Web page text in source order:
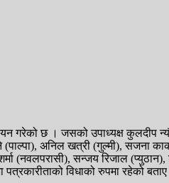
गरेको छ । जसको उपाध्यक्ष कुलदीप
(पाल्पा), अनिल खत्री (गुल्मी), सजना
(नवलपरासी), सन्जय रिजाल (प्युठान),
विधाको रुपमा रहेको